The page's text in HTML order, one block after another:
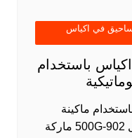
في اكياس
باستخدام
ماكينة
التعبئة والتغليف الآتوماتيكية موديل 902-500G ماركة